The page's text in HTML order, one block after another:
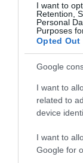
I want to
Retention,
Personal
Purposes
Opted Out
Google
I want to
related to
device
I want to
Google for